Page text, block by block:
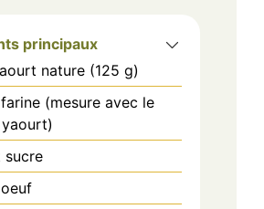
principaux
nature (125 g)
farine (mesure avec le
sucre
oeuf